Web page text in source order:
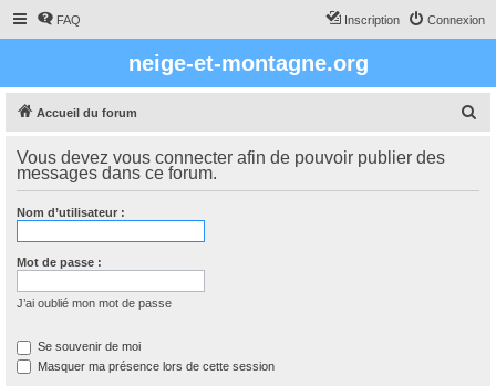
FAQ Connexion
Inscription
neige-et-montagne.org
Accueil du forum
h
Vous devez vous connecter afin de pouvoir publier des
messages dans ce forum.
Nom d’utilisateur :
Mot de passe :
J’ai oublié mon mot de passe
Se souvenir de moi
Masquer ma présence lors de cette session